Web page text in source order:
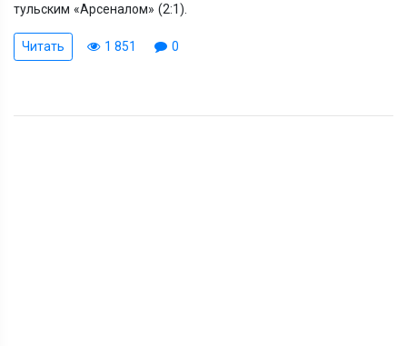
тульским«Арсеналом» (2:1).
Читать 1 851 0